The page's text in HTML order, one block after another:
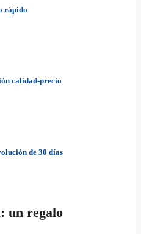
rápido
calidad-precio
de 30 días
un regalo